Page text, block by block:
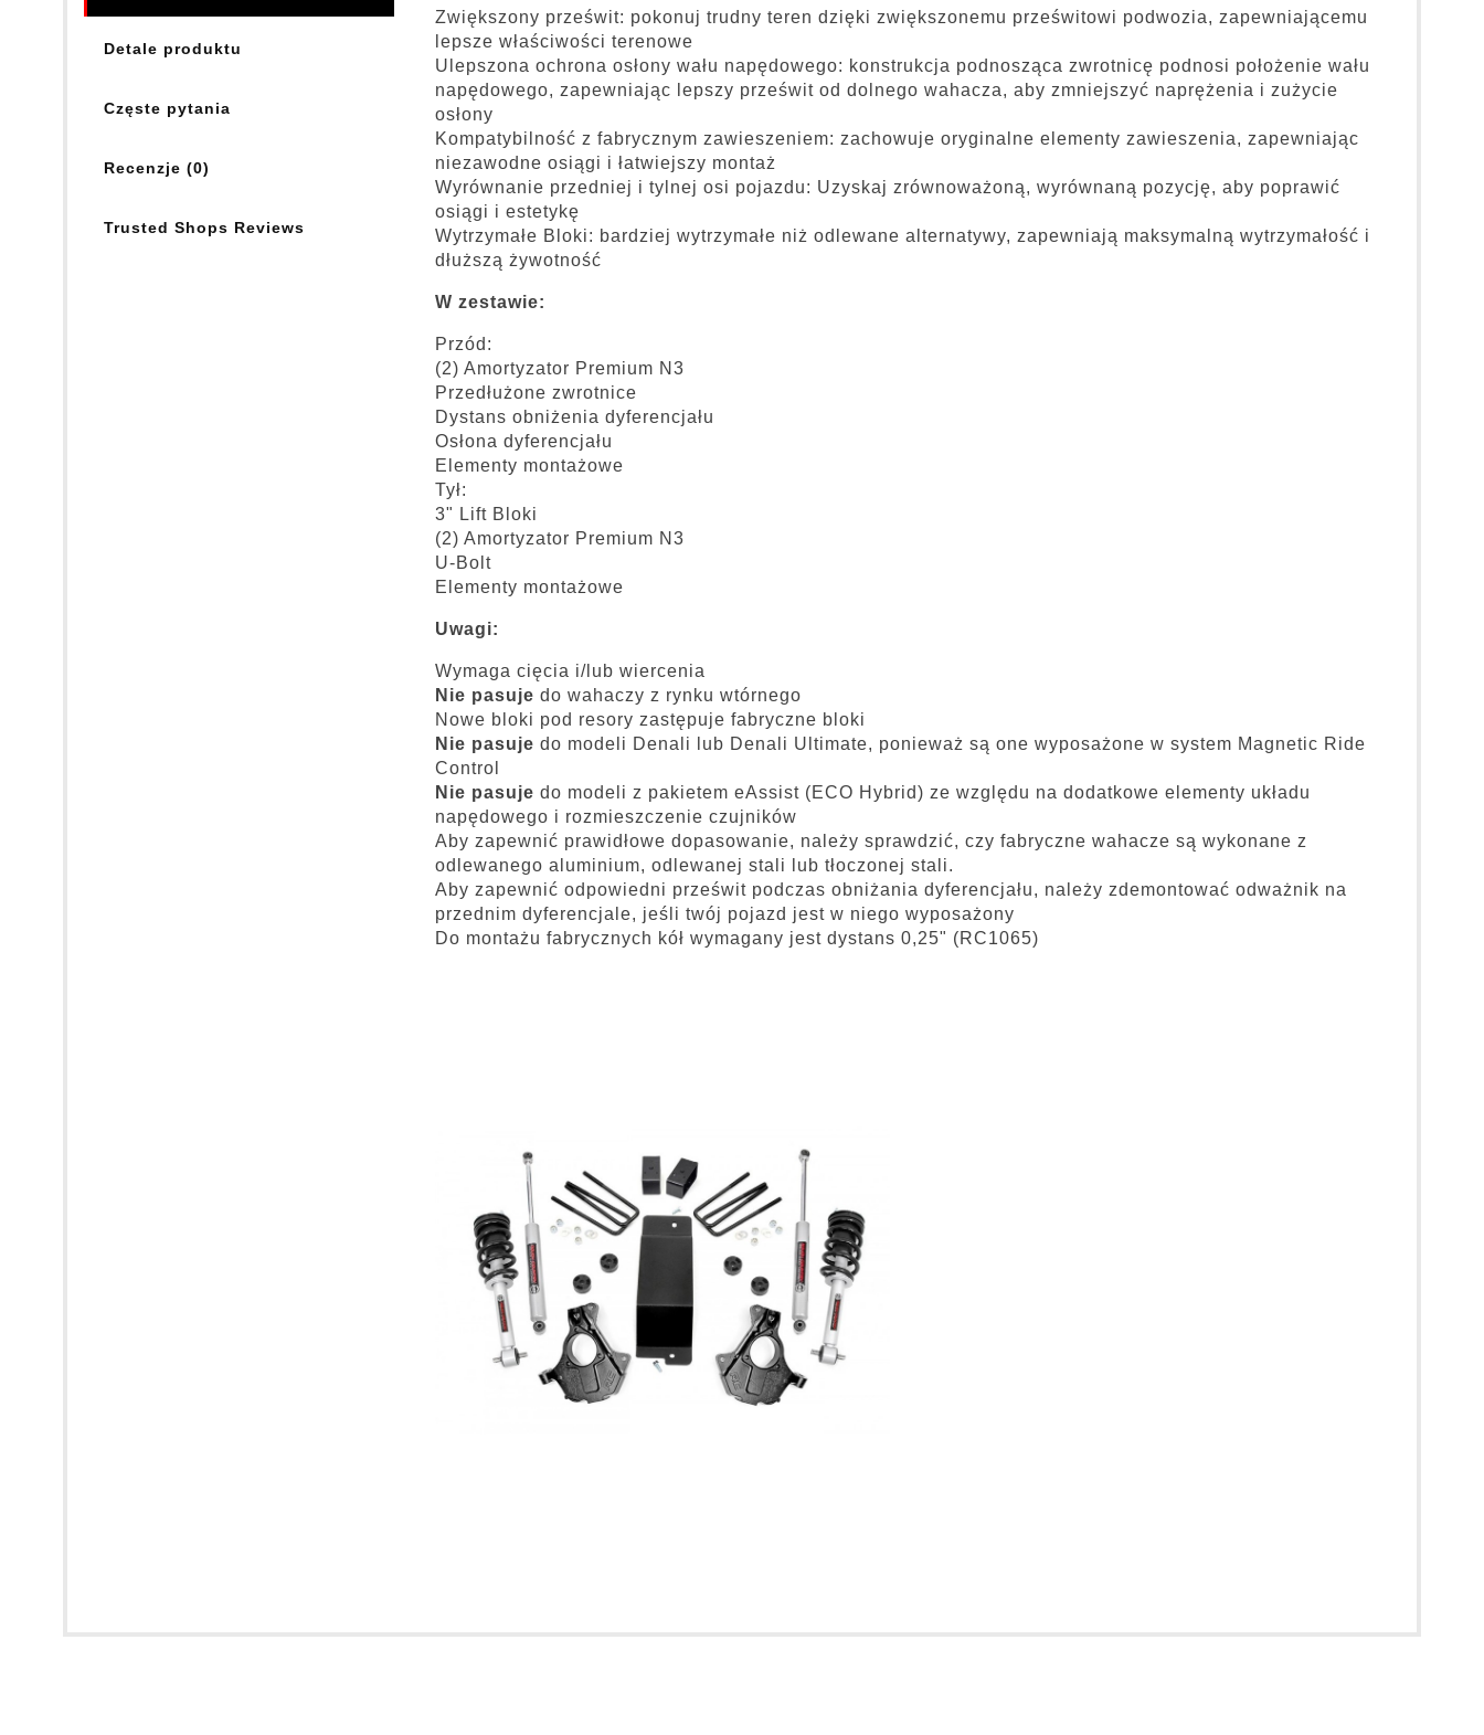
Detale produktu
Częste pytania
Recenzje (0)
Trusted Shops Reviews
Zwiększony prześwit: pokonuj trudny teren dzięki zwiększonemu prześwitowi podwozia, zapewniającemu
lepsze właściwości terenowe
Ulepszona ochrona osłony wału napędowego: konstrukcja podnosząca zwrotnicę podnosi położenie wału
napędowego, zapewniając lepszy prześwit od dolnego wahacza, aby zmniejszyć naprężenia i zużycie
osłony
Kompatybilność z fabrycznym zawieszeniem: zachowuje oryginalne elementy zawieszenia, zapewniając
niezawodne osiągi i łatwiejszy montaż
Wyrównanie przedniej i tylnej osi pojazdu: Uzyskaj zrównoważoną, wyrównaną pozycję, aby poprawić
osiągi i estetykę
Wytrzymałe Bloki: bardziej wytrzymałe niż odlewane alternatywy, zapewniają maksymalną wytrzymałość i
dłuższą żywotność
W zestawie:
Przód:
(2) Amortyzator Premium N3
Przedłużone zwrotnice
Dystans obniżenia dyferencjału
Osłona dyferencjału
Elementy montażowe
Tył:
3" Lift Bloki
(2) Amortyzator Premium N3
U-Bolt
Elementy montażowe
Uwagi:
Wymaga cięcia i/lub wiercenia
Nie pasuje do wahaczy z rynku wtórnego
Nowe bloki pod resory zastępuje fabryczne bloki
Nie pasuje do modeli Denali lub Denali Ultimate, ponieważ są one wyposażone w system Magnetic Ride
Control
Nie pasuje do modeli z pakietem eAssist (ECO Hybrid) ze względu na dodatkowe elementy układu
napędowego i rozmieszczenie czujników
Aby zapewnić prawidłowe dopasowanie, należy sprawdzić, czy fabryczne wahacze są wykonane z
odlewanego aluminium, odlewanej stali lub tłoczonej stali.
Aby zapewnić odpowiedni prześwit podczas obniżania dyferencjału, należy zdemontować odważnik na
przednim dyferencjale, jeśli twój pojazd jest w niego wyposażony
Do montażu fabrycznych kół wymagany jest dystans 0,25" (RC1065)